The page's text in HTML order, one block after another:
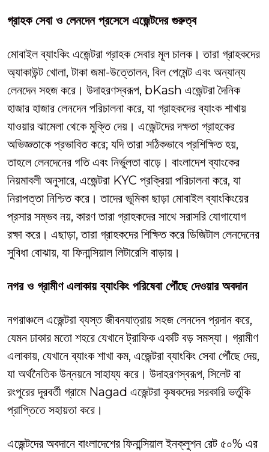
গ্রাহক সেবা ও লেনদেন প্রসেসে এজেন্টদের গুরুত্ব
মোবাইল ব্যাংকিং এজেন্টরা গ্রাহক সেবার মূল চালক। তারা গ্রাহকদের
অ্যাকাউন্ট খোলা, টাকা জমা-উত্তোলন, বিল পেমেন্ট এবং অন্যান্য
লেনদেন সহজ করে। উদাহরণস্বরূপ, bKash এজেন্টরা দৈনিক
হাজার হাজার লেনদেন পরিচালনা করে, যা গ্রাহকদের ব্যাংক শাখায়
যাওয়ার ঝামেলা থেকে মুক্তি দেয়। এজেন্টদের দক্ষতা গ্রাহকের
অভিজ্ঞতাকে প্রভাবিত করে; যদি তারা সঠিকভাবে প্রশিক্ষিত হয়,
তাহলে লেনদেনের গতি এবং নির্ভুলতা বাড়ে। বাংলাদেশ ব্যাংকের
নিয়মাবলী অনুসারে, এজেন্টরা KYC প্রক্রিয়া পরিচালনা করে, যা
নিরাপত্তা নিশ্চিত করে। তাদের ভূমিকা ছাড়া মোবাইল ব্যাংকিংয়ের
প্রসার সম্ভব নয়, কারণ তারা গ্রাহকদের সাথে সরাসরি যোগাযোগ
রক্ষা করে। এছাড়া, তারা গ্রাহকদের শিক্ষিত করে ডিজিটাল লেনদেনের
সুবিধা বোঝায়, যা ফিনান্সিয়াল লিটারেসি বাড়ায়।
নগর ও গ্রামীণ এলাকায় ব্যাংকিং পরিষেবা পৌঁছে দেওয়ার অবদান
নগরাঞ্চলে এজেন্টরা ব্যস্ত জীবনযাত্রায় সহজ লেনদেন প্রদান করে,
যেমন ঢাকার মতো শহরে যেখানে ট্রাফিক একটি বড় সমস্যা। গ্রামীণ
এলাকায়, যেখানে ব্যাংক শাখা কম, এজেন্টরা ব্যাংকিং সেবা পৌঁছে দেয়,
যা অর্থনৈতিক উন্নয়নে সাহায্য করে। উদাহরণস্বরূপ, সিলেট বা
রংপুরের দূরবর্তী গ্রামে Nagad এজেন্টরা কৃষকদের সরকারি ভর্তুকি
প্রাপ্তিতে সহায়তা করে।
এজেন্টদের অবদানে বাংলাদেশের ফিনান্সিয়াল ইনক্লুশন রেট ৫০% এর